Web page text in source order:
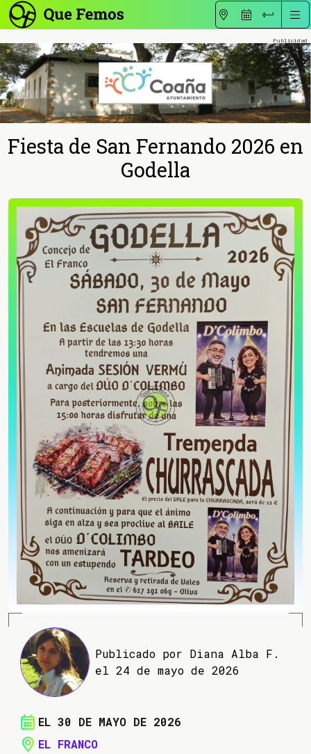
Fiesta de San Fernando 2026 en
Godella
Publicado por Diana Alba F.
el 24 de mayo de 2026
EL 30 DE MAYO DE 2026
EL FRANCO